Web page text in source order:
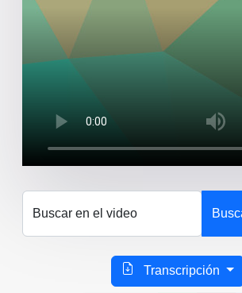
Buscar en el video
Transcripción